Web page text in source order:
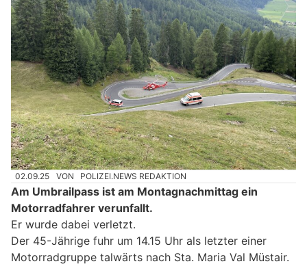
02.09.25 VON POLIZEI.NEWS REDAKTION
Am Umbrailpass ist am Montagnachmittag ein
Motorradfahrer verunfallt.
Er wurde dabei verletzt.
Der 45-Jährige fuhr um 14.15 Uhr als letzter einer
Motorradgruppe talwärts nach Sta. Maria Val Müstair.